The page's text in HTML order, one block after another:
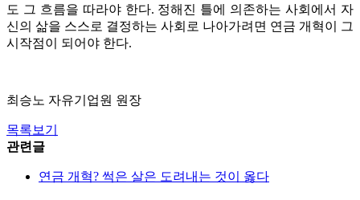
도 그 흐름을 따라야 한다. 정해진 틀에 의존하는 사회에서 자
신의 삶을 스스로 결정하는 사회로 나아가려면 연금 개혁이 그
시작점이 되어야 한다.
최승노 자유기업원 원장
목록보기
관련글
연금 개혁? 썩은 살은 도려내는 것이 옳다